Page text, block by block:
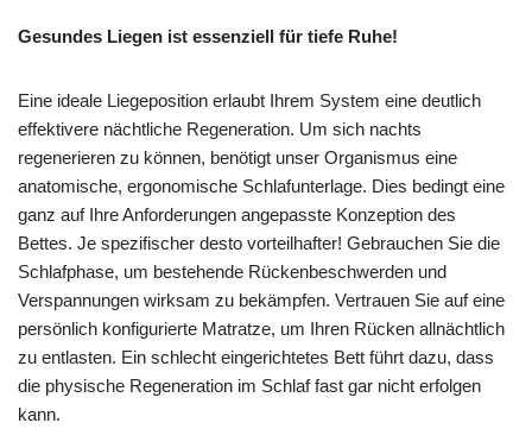
Gesundes Liegen ist essenziell für tiefe Ruhe!
Eine ideale Liegeposition erlaubt Ihrem System eine deutlich
effektivere nächtliche Regeneration. Um sich nachts
regenerieren zu können, benötigt unser Organismus eine
anatomische, ergonomische Schlafunterlage. Dies bedingt eine
ganz auf Ihre Anforderungen angepasste Konzeption des
Bettes. Je spezifischer desto vorteilhafter! Gebrauchen Sie die
Schlafphase, um bestehende Rückenbeschwerden und
Verspannungen wirksam zu bekämpfen. Vertrauen Sie auf eine
persönlich konfigurierte Matratze, um Ihren Rücken allnächtlich
zu entlasten. Ein schlecht eingerichtetes Bett führt dazu, dass
die physische Regeneration im Schlaf fast gar nicht erfolgen
kann.